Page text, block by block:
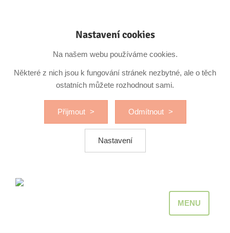
Nastavení cookies
Na našem webu používáme cookies.
Některé z nich jsou k fungování stránek nezbytné, ale o těch
ostatních můžete rozhodnout sami.
Přijmout Odmítnout
Nastavení
MENU